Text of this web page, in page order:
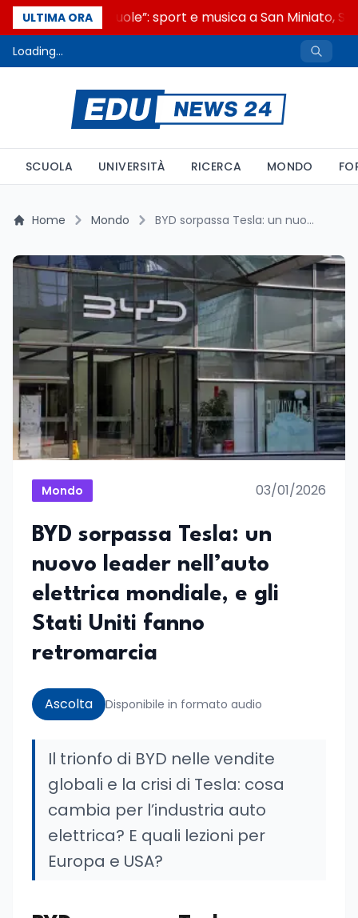
ULTIMA ORA
“Noi siamo le Scuole”: sport e musica a San Miniato,
Loading...
SCUOLA UNIVERSITÀ RICERCA MONDO
Home Mondo BYD sorpassa Tesla: un nuovo leader nell’auto elettrica mondiale, e gli Stati Uniti fanno retromarcia
Mondo 03/01/2026
BYD sorpassa Tesla: un
nuovo leader nell’auto
elettrica mondiale, e gli
Stati Uniti fanno
retromarcia
Ascolta Disponibile in formato audio
Il trionfo di BYD nelle vendite
globali e la crisi di Tesla: cosa
cambia per l’industria auto
elettrica? E quali lezioni per
Europa e USA?